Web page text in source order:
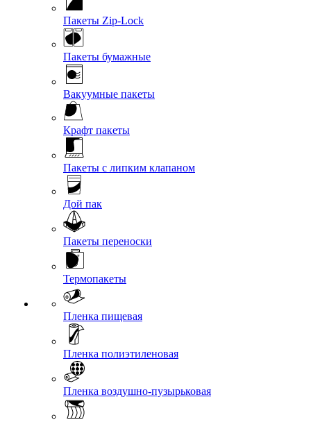
Пакеты Zip-Lock
Пакеты бумажные
Вакуумные пакеты
Крафт пакеты
Пакеты с липким клапаном
Дой пак
Пакеты переноски
Термопакеты
Пленка пищевая
Пленка полиэтиленовая
Пленка воздушно-пузырьковая